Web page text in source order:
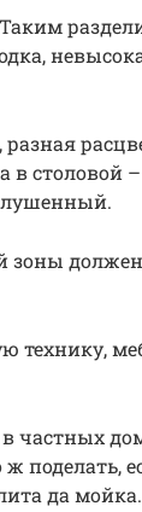
в столовой
зоны
технику,
в частных
поделать,
да мойка.